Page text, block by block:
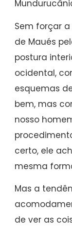
Sem forçar
de Maués
postura
ocidental,
esquemas
bem, mas
nosso
certo, ele
mesma
Mas a
de ver as